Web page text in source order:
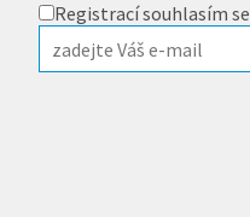
Registrací souhlasím se